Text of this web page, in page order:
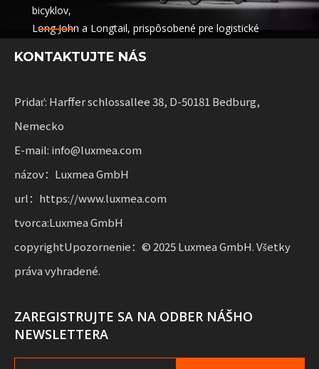
bicyklov,
Long John a Longtail, prispôsobené pre logistické
zdieľanie služieb a prenájom vozového parku. Tieto
s flexibilitou pre podniky pri rozširovaní udržateľnej
KONTAKTUJTE NÁS
Pridať: Harffer schlossallee 38, D-50181 Bedburg,
Nemecko
E-mail: info@luxmea.com
názov：Luxmea GmbH
url：https://www.luxmea.com
tvorca:Luxmea GmbH
copyrightUpozornenie：© 2025 Luxmea GmbH. Všetky
práva vyhradené.
ZAREGISTRUJTE SA NA ODBER NÁŠHO
NEWSLETTERA